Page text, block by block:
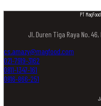
PT
Jl. Duren Tiga Raya No.
cs.amazy@magfood.com
021-7919-3162
0811-1347-161
0816-866-251